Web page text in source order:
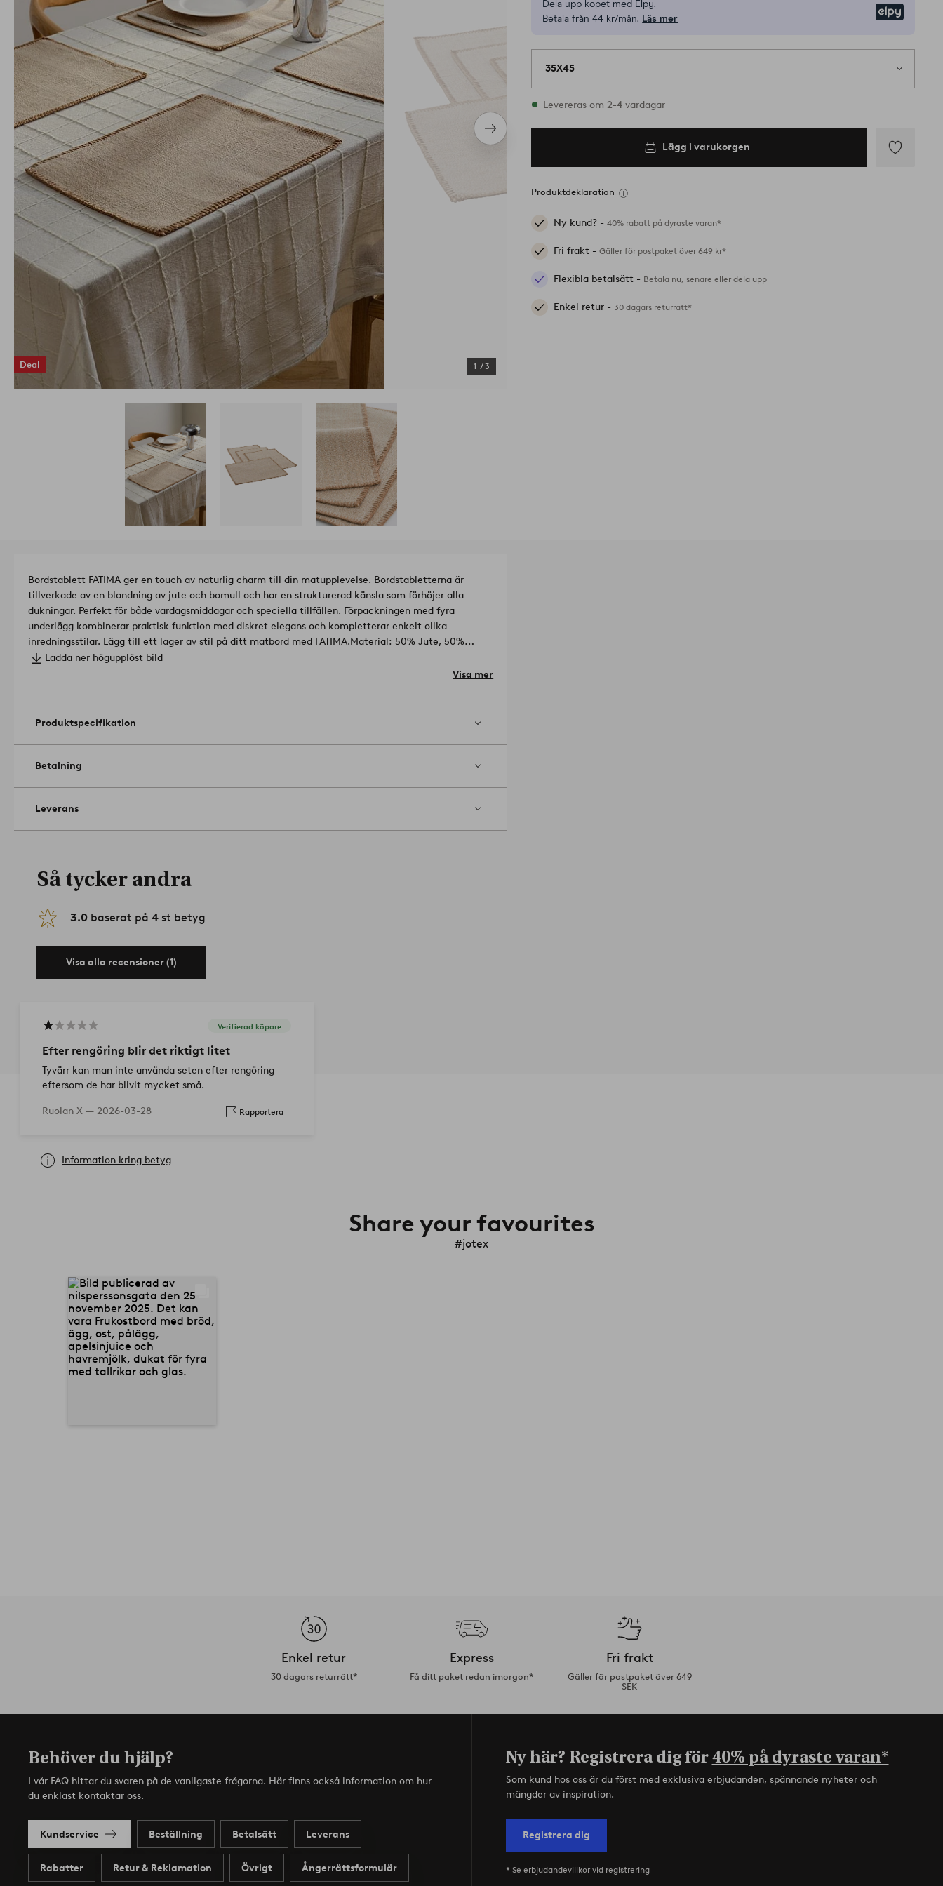
Nästa
produkt
Deal 1 /3
Dela upp köpet med Elpy.
Betala från 44 kr/mån. Läs mer
35X45
I lager
Levereras om 2-4 vardagar
Lägg i varukorgen
Produktdeklaration
Ny kund? -40% rabatt på dyraste varan*
Fri frakt -Gäller för postpaket över 649 kr*
Flexibla betalsätt - Betala nu, senare eller dela upp
Enkel retur -30 dagars returrätt*
Bordstablett FATIMA ger en touch av naturlig charm till din matupplevelse. Bordstabletterna är
tillverkade av en blandning av jute och bomull och har en strukturerad känsla som förhöjer alla
dukningar. Perfekt för både vardagsmiddagar och speciella tillfällen. Förpackningen med fyra
underlägg kombinerar praktisk funktion med diskret elegans och kompletterar enkelt olika
inredningsstilar. Lägg till ett lager av stil på ditt matbord med FATIMA.Material: 50% Jute, 50%
Bomull.
Gramvikt: 500 g/m².Endast fläcktvätt. Använd inte blekmedel. Torktumla ej. Strykes ej. Kemtvättas
ej.Artikelnummer: 2182762-01-105
Ladda ner högupplöst bild
Visa mer
Produktspecifikation
Betalning
Leverans
Så tycker andra
3.0 baserat på 4 st betyg
Visa alla recensioner (1)
Verifierad köpare
Efter rengöring blir det riktigt litet
Tyvärr kan man inte använda seten efter rengöring
eftersom de har blivit mycket små.
Ruolan X — 2026-03-28 Rapportera
Information kring betyg
Share your favourites
#jotex
Enkel retur
30 dagars returrätt*
Express
Få ditt paket redan imorgon*
Fri frakt
Gäller för postpaket över 649
SEK
Behöver du hjälp?
I vår FAQ hittar du svaren på de vanligaste frågorna. Här finns också information om hur
du enklast kontaktar oss.
Kundservice Beställning Betalsätt Leverans
Rabatter Retur & Reklamation Övrigt Ångerrättsformulär
Ny här? Registrera dig för40% på dyraste varan*
Som kund hos oss är du först med exklusiva erbjudanden, spännande nyheter och
mängder av inspiration.
Registrera dig
* Se erbjudandevillkor vid registrering